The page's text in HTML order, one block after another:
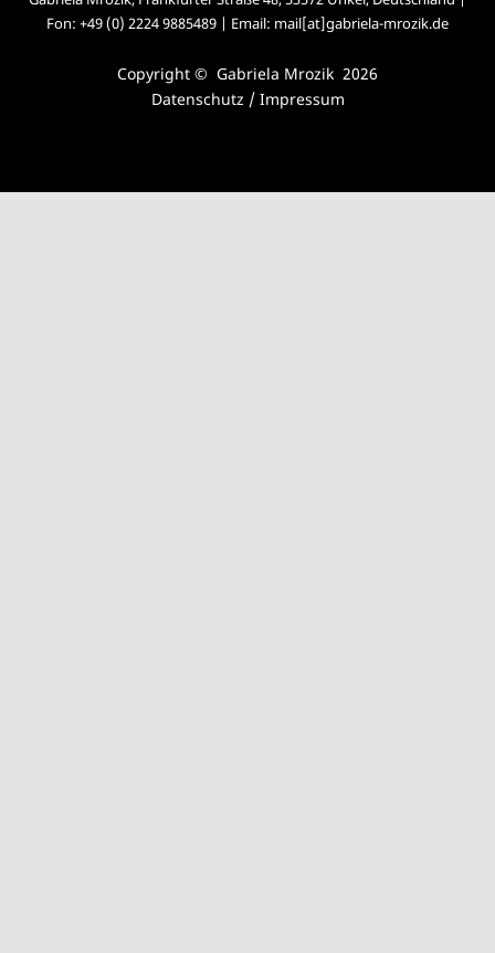
Fon: +49 (0) 2224 9885489 | Email: mail[at]gabriela-mrozik.de
Copyright © Gabriela Mrozik 2026
Datenschutz / Impressum